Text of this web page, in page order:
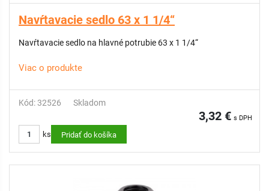
Navŕtavacie sedlo 63 x 1 1/4“
Navŕtavacie sedlo na hlavné potrubie 63 x 1 1/4“
Viac o produkte
Kód: 32526 Skladom
3,32 € s DPH
ks Pridať do košíka